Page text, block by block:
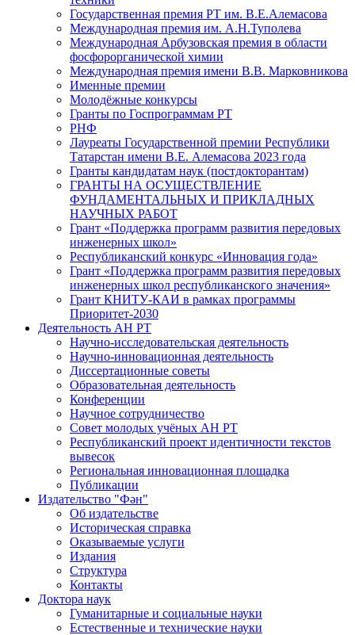
Государственная премия РТ им. В.Е.Алемасова
Международная премия им. А.Н.Туполева
Международная Арбузовская премия в области
фосфорорганической химии
Международная премия имени В.В. Марковникова
Именные премии
Молодёжные конкурсы
Гранты по Госпрограммам РТ
РНФ
Лауреаты Государственной премии Республики
Татарстан имени В.Е. Алемасова 2023 года
Гранты кандидатам наук (постдокторантам)
ГРАНТЫ НА ОСУЩЕСТВЛЕНИЕ
ФУНДАМЕНТАЛЬНЫХ И ПРИКЛАДНЫХ
НАУЧНЫХ РАБОТ
Грант «Поддержка программ развития передовых
инженерных школ»
Республиканский конкурс «Инновация года»
Грант «Поддержка программ развития передовых
инженерных школ республиканского значения»
Грант КНИТУ-КАИ в рамках программы
Приоритет-2030
Деятельность АН РТ
Научно-исследовательская деятельность
Научно-инновационная деятельность
Диссертационные советы
Образовательная деятельность
Конференции
Научное сотрудничество
Совет молодых учёных АН РТ
Республиканский проект идентичности текстов
вывесок
Региональная инновационная площадка
Публикации
Издательство "Фән"
Об издательстве
Историческая справка
Оказываемые услуги
Издания
Структура
Контакты
Доктора наук
Гуманитарные и социальные науки
Естественные и технические науки